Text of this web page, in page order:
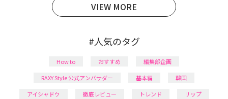
VIEW MORE
#人気のタグ
How to おすすめ
編集部企画
RAXY Style 公式アンバサダー
基本編
韓国
アイシャドウ
徹底レビュー トレンド
リップ